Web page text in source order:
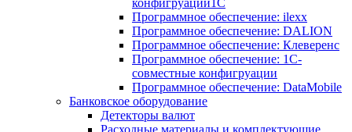
конфигруации1С
Программное обеспечение: ilexx
Программное обеспечение: DALION
Программное обеспечение: Клеверенс
Программное обеспечение: 1С-
совместные конфигруации
Программное обеспечение: DataMobile
Банковское оборудование
Детекторы валют
Расходные материалы и комплектующие